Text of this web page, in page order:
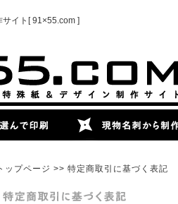
イト[ 91×55.com ]
ップページ >> 特定商取引に基づく表記